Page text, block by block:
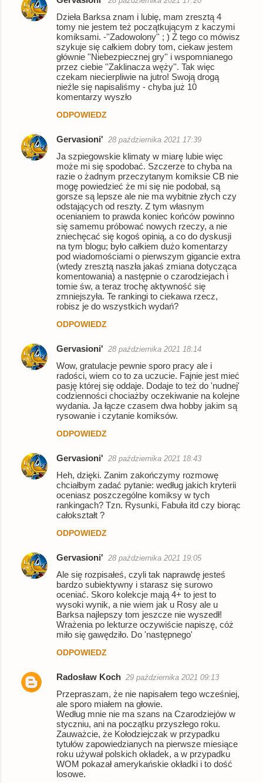
Dzieła Barksa znam i lubię, mam zresztą 4
tomy nie jestem też początkującym z kaczymi
komiksami. -''Zadowolony'' ; ) Z tego co mówisz
szykuje się całkiem dobry tom, ciekaw jestem
głównie ''Niebezpiecznej gry'' i wspomnianego
przez ciebie ''Zaklinacza węży''. Tak więc
czekam niecierpliwie na jutro! Swoją drogą
nieźle się napisaliśmy - chyba już 10
komentarzy wyszło
ODPOWIEDZ
Gervasioni' 28 października 2021 17:39
Ja szpiegowskie klimaty w miarę lubie więc
może mi się spodobać. Szczerze to chyba na
razie o żadnym przeczytanym komiksie CB nie
mogę powiedzieć że mi się nie podobał, są
gorsze są lepsze ale nie ma wybitnie złych czy
odstających od reszty. Z tym własnym
ocenianiem to prawda koniec końców powinno
się samemu próbować nowych rzeczy, a nie
zniechęcać się kogoś opinią, a co do dyskusji
na tym blogu; było całkiem dużo komentarzy
pod wiadomościami o pierwszym gigancie extra
(wtedy zresztą naszła jakaś zmiana dotycząca
komentowania) a następnie o czarodziejach i
tomie św, a teraz trochę aktywność się
zmniejszyła. Te rankingi to ciekawa rzecz,
robisz je do wszystkich wydań?
ODPOWIEDZ
Gervasioni' 28 października 2021 18:14
Wow, gratulacje pewnie sporo pracy ale i
radości, wiem co to za uczucie. Fajnie jest mieć
pasję której się oddaje. Dodaje to też do 'nudnej'
codzienności chociażby oczekiwanie na kolejne
wydania. Ja łącze czasem dwa hobby jakim są
rysowanie i czytanie komiksów.
ODPOWIEDZ
Gervasioni' 28 października 2021 18:43
Heh, dzięki. Zanim zakończymy rozmowę
chciałbym zadać pytanie: według jakich kryterii
oceniasz poszczególne komiksy w tych
rankingach? Tzn. Rysunki, Fabuła itd czy biorąc
całokształt ?
ODPOWIEDZ
Gervasioni' 28 października 2021 19:05
Ale się rozpisałeś, czyli tak naprawdę jesteś
bardzo subiektywny i starasz się surowo
oceniać. Skoro kolekcje mają 4+ to jest to
wysoki wynik, a nie wiem jak u Rosy ale u
Barksa najlepszy tom jeszcze nie wyszedł!
Wrażenia po lekturze oczywiście napiszę, cóż
miło się gawędziło. Do 'następnego'
ODPOWIEDZ
Radosław Koch 29 października 2021 09:13
Przepraszam, że nie napisałem tego wcześniej,
ale sporo miałem na głowie.
Według mnie nie ma szans na Czarodziejów w
styczniu, ani na początku przyszłego roku.
Zauważcie, że Kołodziejczak w przypadku
tytułów zapowiedzianych na pierwsze miesiące
roku używał polskich okładek, a w przypadku
WOM pokazał amerykańskie okładki i to dość
losowe.